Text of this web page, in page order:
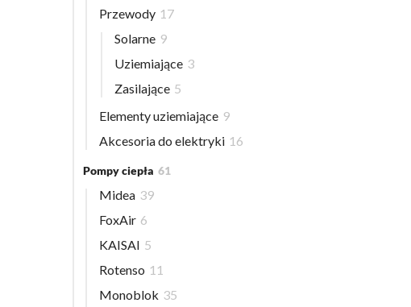
Przewody 17
Solarne 9
Uziemiające 3
Zasilające 5
Elementy uziemiające 9
Akcesoria do elektryki 16
Pompy ciepła 61
Midea 39
FoxAir 6
KAISAI 5
Rotenso 11
Monoblok 35